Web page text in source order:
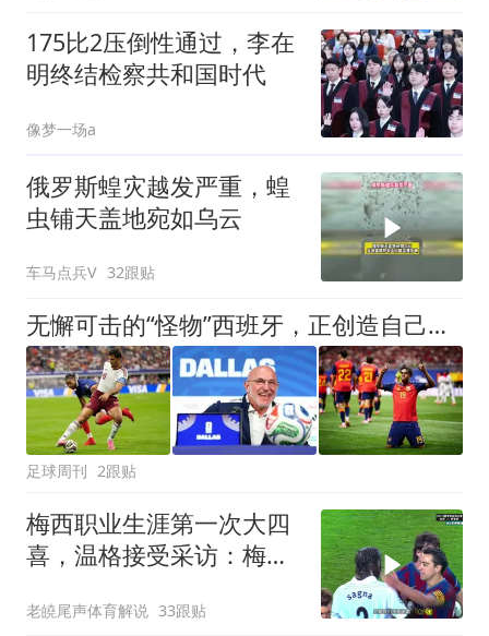
175比2压倒性通过，李在
明终结检察共和国时代
像梦一场a
俄罗斯蝗灾越发严重，蝗
虫铺天盖地宛如乌云
车马点兵V 32跟贴
无懈可击的“怪物”西班牙，正创造自己的时代
足球周刊 2跟贴
梅西职业生涯第一次大四
喜，温格接受采访：梅西
员
老皢尾声体育解说 33跟贴